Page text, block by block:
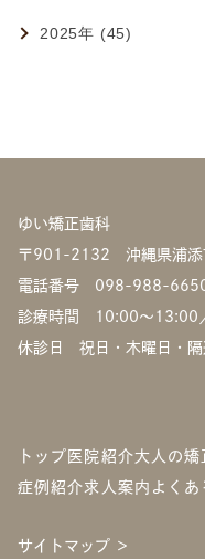
2025年 (45)
ゆい矯正歯科
〒901-2132 沖縄県浦添
電話番号 098-988-
診療時間 10:00〜13:00
休診日 祝日・木曜日・隔
トップ 医院紹介大人の矯
症例紹介求人案内 よくあ
サイトマップ ＞